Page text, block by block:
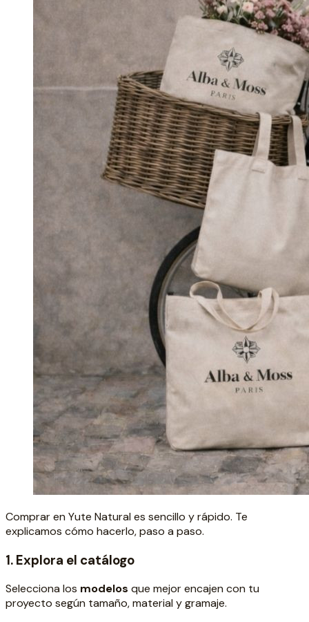
Comprar en Yute Natural es sencillo y rápido. Te
explicamos cómo hacerlo, paso a paso.
1. Explora el catálogo
Selecciona los modelos que mejor encajen con tu
proyecto según tamaño, material y gramaje.